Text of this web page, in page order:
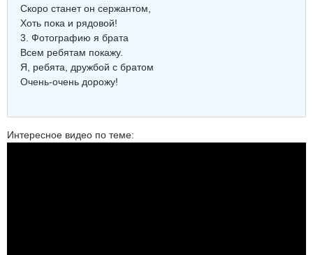
Скоро станет он сержантом,
Хоть пока и рядовой!
3. Фотографию я брата
Всем ребятам покажу.
Я, ребята, дружбой с братом
Очень-очень дорожу!
Интересное видео по теме: